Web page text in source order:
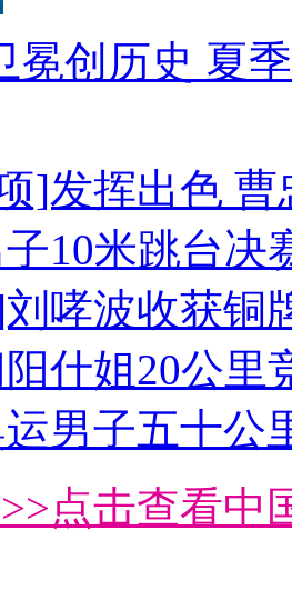
冕创历史 夏
]发挥出色
10米跳台决
哮波收获铜
什姐20公里
男子五十公
点击查看中